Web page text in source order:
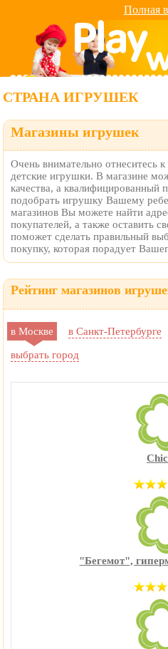
Полная
СТРАНА ИГРУШЕК
Магазины игрушек
Очень внимательно отнеситесь к
детские игрушки. В магазине
качества, а квалифицированный
подобрать игрушку Вашему
магазинов Вы можете найти
покупателей, а также оставить
поможет сделать правильный
покупку, которая порадует
Рейтинг магазинов
в Москве в Санкт-Петербурге
выбрать город
"Бегемот",